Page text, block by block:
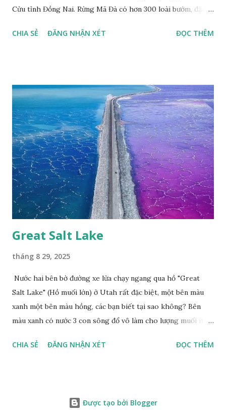
Cửu tỉnh Đồng Nai. Rừng Mã Đà có hơn 300 loài bướm, đặc
đuôi trắng (Lamproptera curius) đặc trưng là cái đuôi dài
Happy Việt Nam 2024 Vietnam.vn
CHIA SẺ ĐĂNG NHẬN XÉT ĐỌC THÊM
Great Salt Lake
tháng 8 29, 2025
Nước hai bên bờ đường xe lửa chạy ngang qua hồ "Great
Salt Lake" (Hồ muối lớn) ở Utah rất đặc biệt, một bên màu
xanh một bên màu hồng, các bạn biết tại sao không? Bên
màu xanh có nước 3 con sông đổ vô làm cho lượng muối ít,
biển, nhiều sinh vật thích muối sống ở đây, tạo nên màu
CHIA SẺ ĐĂNG NHẬN XÉT ĐỌC THÊM
Được tạo bởi Blogger